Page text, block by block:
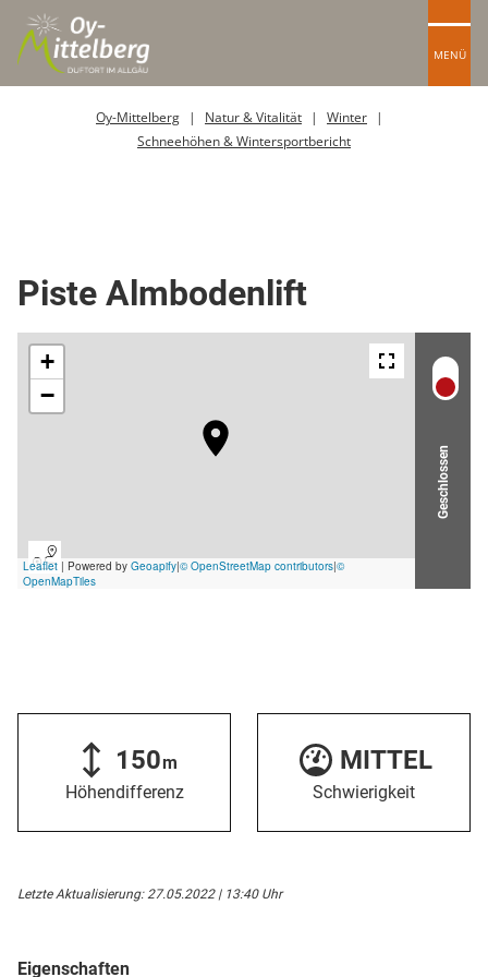
MENÜ
Oy-Mittelberg Natur & Vitalität
Winter
Schneehöhen & Wintersportbericht
Piste Almbodenlift
Geschlossen
150m
Höhendifferenz
MITTEL
Schwierigkeit
Letzte Aktualisierung: 27.05.2022 | 13:40 Uhr
Eigenschaften